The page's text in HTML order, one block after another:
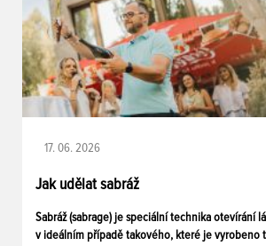
17. 06. 2026
Jak udělat sabráž
Sabráž (sabrage) je speciální technika otevírání
v ideálním případě takového, které je vyrobeno